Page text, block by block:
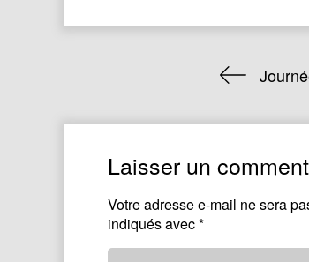
Laisser un
Votre adresse e-mail ne sera
indiqués avec*